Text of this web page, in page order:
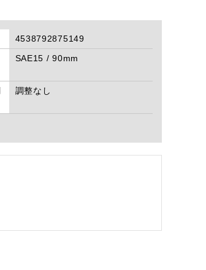
4538792875149
SAE15 / 90mm
調整なし